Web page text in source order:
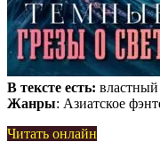
В тексте есть: властный
Жанры: Азиатское
Читать онлайн